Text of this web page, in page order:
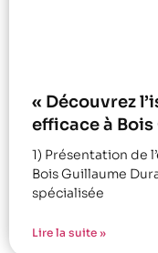
« Découvrez
efficace à
1) Présentation de
Bois Guillaume
spécialisée
Lire la suite »